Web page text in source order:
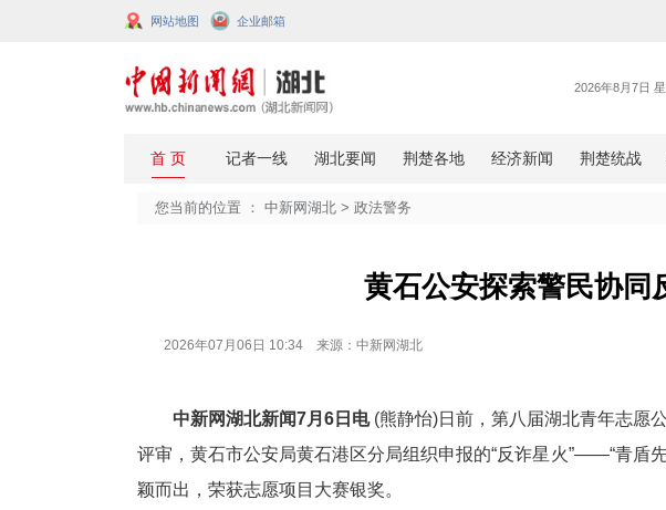
网站地图
黄石公安探
2026年07月06日 10:34 来源：中新网湖北